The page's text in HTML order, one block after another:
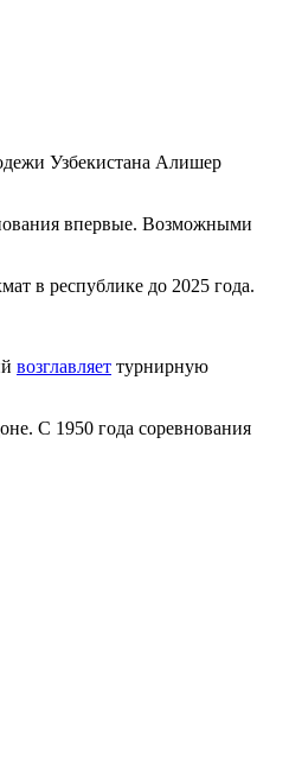
Узбекистана Алишер
впервые. Возможными
в республике до 2025 года.
возглавляет турнирную
С 1950 года соревнования